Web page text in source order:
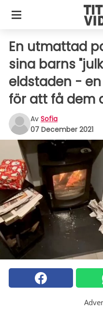
En utmattad
sina barns
eldstaden -
för att få dem
Av Sofia
07 December 2021